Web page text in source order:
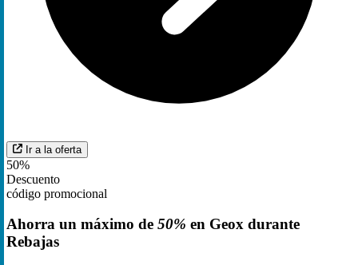
Ir a la oferta
50%
Descuento
código promocional
Ahorra un máximo de 50% en Geox durante
Rebajas